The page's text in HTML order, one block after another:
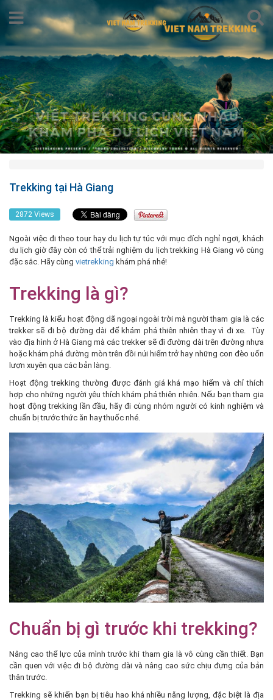
Trekking tại Hà Giang
2872 Views
Ngoài việc đi theo tour hay du lịch tự túc với mục đích nghỉ ngơi, khách
du lịch giờ đây còn có thể trải nghiệm du lịch trekking Hà Giang vô cùng
đặc sắc. Hãy cùng vietrekking khám phá nhé!
Trekking là gì?
Trekking là kiểu hoạt động dã ngoại ngoài trời mà người tham gia là các
trekker sẽ đi bộ đường dài để khám phá thiên nhiên thay vì đi xe. Tùy
vào địa hình ở Hà Giang mà các trekker sẽ đi đường dài trên đường nhựa
hoặc khám phá đường mòn trên đồi núi hiểm trở hay những con đèo uốn
lượn xuyên qua các bản làng.
Hoạt động trekking thường được đánh giá khá mạo hiểm và chỉ thích
hợp cho những người yêu thích khám phá thiên nhiên. Nếu bạn tham gia
hoạt động trekking lần đầu, hãy đi cùng nhóm người có kinh nghiệm và
chuẩn bị trước thức ăn hay thuốc nhé.
Chuẩn bị gì trước khi trekking?
Nâng cao thể lực của mình trước khi tham gia là vô cùng cần thiết. Bạn
cần quen với việc đi bộ đường dài và nâng cao sức chịu đựng của bản
thân trước.
Trekking sẽ khiến bạn bị tiêu hao khá nhiều năng lượng, đặc biệt là địa